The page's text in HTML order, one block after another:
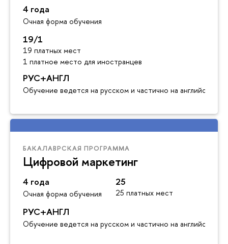
4 года
Очная форма обучения
19/1
19 платных мест
1 платное место для иностранцев
РУС+АНГЛ
Обучение ведется на русском и частично на английском
БАКАЛАВРСКАЯ ПРОГРАММА
Цифровой маркетинг
4 года
Очная форма обучения
25
25 платных мест
РУС+АНГЛ
Обучение ведется на русском и частично на английском